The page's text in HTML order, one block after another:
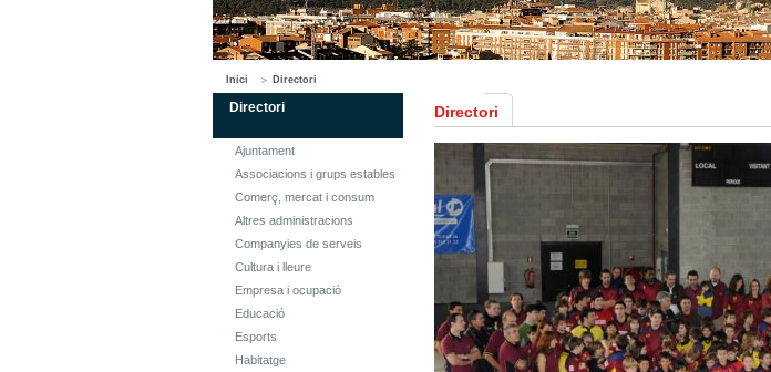
Inici Directori
Directori
Ajuntament
Associacions i grups estables
Comerç, mercat i consum
Altres administracions
Companyies de serveis
Cultura i lleure
Empresa i ocupació
Educació
Esports
Habitatge
Directori